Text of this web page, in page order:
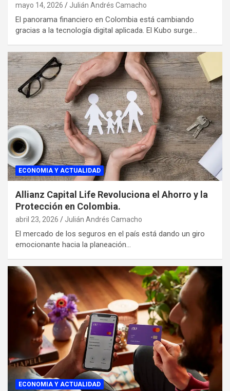
mayo 14, 2026 Julián Andrés Camacho
El panorama financiero en Colombia está cambiando
gracias a la tecnología digital aplicada. El Kubo surge…
ECONOMIA Y ACTUALIDAD
Allianz Capital Life Revoluciona el Ahorro y la
Protección en Colombia.
abril 23, 2026 Julián Andrés Camacho
El mercado de los seguros en el país está dando un giro
emocionante hacia la planeación…
ECONOMIA Y ACTUALIDAD